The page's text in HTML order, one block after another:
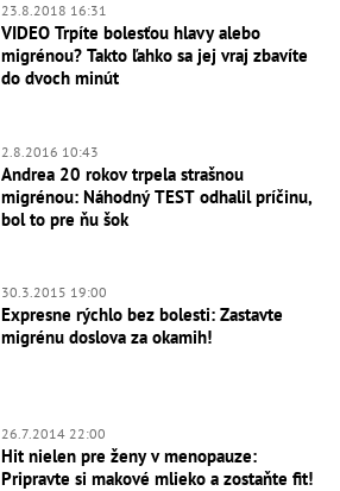
23.8.2018 16:31
VIDEO Trpíte bolesťou hlavy alebo
migrénou? Takto ľahko sa jej vraj zbavíte
do dvoch minút
2.8.2016 10:43
Andrea 20 rokov trpela strašnou
migrénou: Náhodný TEST odhalil príčinu,
bol to pre ňu šok
30.3.2015 19:00
Expresne rýchlo bez bolesti: Zastavte
migrénu doslova za okamih!
26.7.2014 22:00
Hit nielen pre ženy v menopauze:
Pripravte si makové mlieko a zostaňte fit!